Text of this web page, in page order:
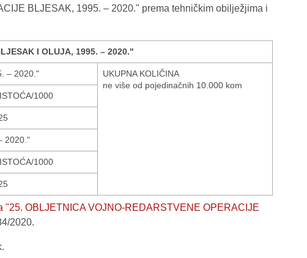
BLJESAK, 1995. – 2020." prema tehničkim obilježjima i
I OLUJA, 1995. – 2020."
– 2020."
UKUPNA KOLIČINA
ne više od pojedinačnih 10.000 kom
1000
2020."
1000
OBLJETNICA VOJNO-REDARSTVENE OPERACIJE
2020.